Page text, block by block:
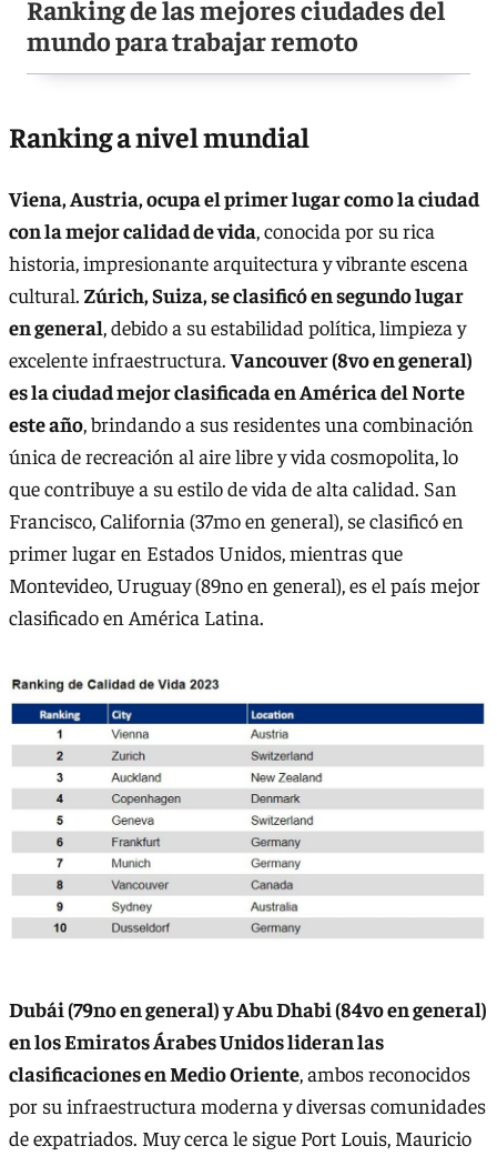
Ranking de las mejores ciudades del
mundo para trabajar remoto
Ranking a nivel mundial
Viena, Austria, ocupa el primer lugar como la ciudad
con la mejor calidad de vida, conocida por su rica
historia, impresionante arquitectura y vibrante escena
cultural. Zúrich, Suiza, se clasificó en segundo lugar
en general, debido a su estabilidad política, limpieza y
excelente infraestructura.Vancouver (8vo en general)
es la ciudad mejor clasificada en América del Norte
este año, brindando a sus residentes una combinación
única de recreación al aire libre y vida cosmopolita, lo
que contribuye a su estilo de vida de alta calidad. San
Francisco, California (37mo en general), se clasificó en
primer lugar en Estados Unidos, mientras que
Montevideo, Uruguay (89no en general), es el país mejor
clasificado en América Latina.
Dubái (79no en general) y Abu Dhabi (84vo en general)
en los Emiratos Árabes Unidos lideran las
clasificaciones en Medio Oriente, ambos reconocidos
por su infraestructura moderna y diversas comunidades
de expatriados. Muy cerca le sigue Port Louis, Mauricio